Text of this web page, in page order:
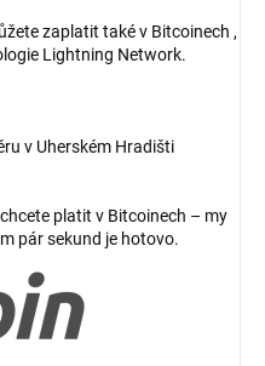
zaplatit také v Bitcoinech ,
Lightning Network.
v Uherském Hradišti
platit v Bitcoinech – my
pár sekund je hotovo.